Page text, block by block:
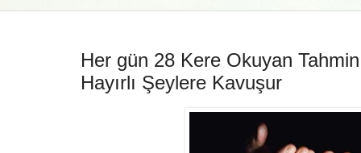
Her gün 28 Kere Okuyan
Hayırlı Şeylere Kavuşur